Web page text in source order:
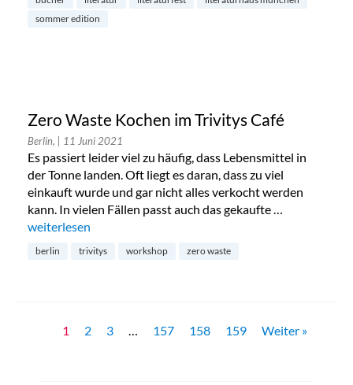
sommer edition
Zero Waste Kochen im Trivitys Café
Berlin, | 11 Juni 2021
Es passiert leider viel zu häufig, dass Lebensmittel in
der Tonne landen. Oft liegt es daran, dass zu viel
einkauft wurde und gar nicht alles verkocht werden
kann. In vielen Fällen passt auch das gekaufte …
„Zero Waste Kochen im Trivitys Café“
weiterlesen
berlin trivitys workshop zero waste
1 2 3 … 157 158 159 Weiter »